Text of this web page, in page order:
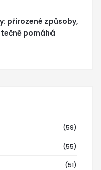
přirozené způsoby,
pomáhá
(59)
(55)
(51)